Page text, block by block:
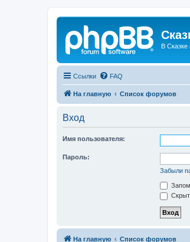
В Сказке
Ссылки FAQ
На главную Список форумов
Вход
Имя пользователя:
Пароль:
Забыли
На главную Список форумов